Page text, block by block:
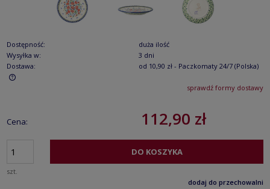
Dostępność:
duża ilość
Wysyłka w:
3 dni
Dostawa:
od 10,90 zł - Paczkomaty 24/7 (Polska)
Cena nie zawiera ewentualnych kosztów płatnościsprawdź formy dostawy
Cena: 112,90 zł
szt.
DO KOSZYKA
dodaj do przechowalni